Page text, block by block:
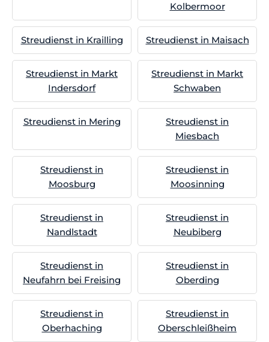
Kolbermoor
Streudienst in Krailling Streudienst in Maisach
Streudienst in Markt
Indersdorf
Streudienst in Markt
Schwaben
Streudienst in Mering
Streudienst in
Miesbach
Streudienst in
Moosburg
Streudienst in
Moosinning
Streudienst in
Nandlstadt
Streudienst in
Neubiberg
Streudienst in
Neufahrn bei Freising
Streudienst in
Oberding
Streudienst in
Oberhaching
Streudienst in
Oberschleißheim